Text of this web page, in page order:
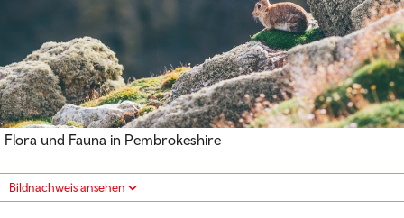
Flora und Fauna in Pembrokeshire
Bildnachweis ansehen